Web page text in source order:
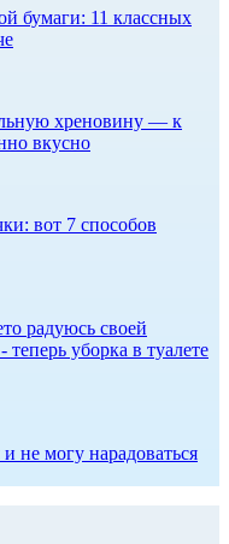
бумаги: 11 классных
хреновину — к
вкусно
вот 7 способов
радуюсь своей
уборка в туалете
не могу нарадоваться